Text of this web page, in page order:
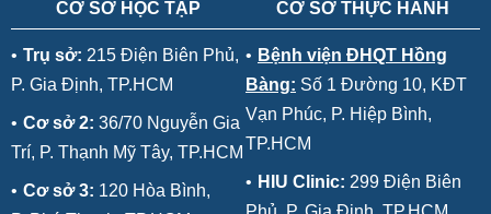
CƠ SỞ HỌC TẬP
• Trụ sở: 215 Điện Biên Phủ,
P. Gia Định, TP.HCM
• Cơ sở 2: 36/70 Nguyễn Gia
Trí, P. Thạnh Mỹ Tây, TP.HCM
• Cơ sở 3: 120 Hòa Bình,
CƠ SỞ THỰC HÀNH
• Bệnh viện ĐHQT Hồng
Bàng: Số 1 Đường 10, KĐT
Vạn Phúc, P. Hiệp Bình,
TP.HCM
• HIU Clinic: 299 Điện Biên